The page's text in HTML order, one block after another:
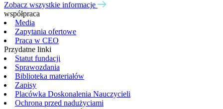
Zobacz wszystkie informacje
współpraca
Media
Zapytania ofertowe
Praca w CEO
Przydatne linki
Statut fundacji
Sprawozdania
Biblioteka materiałów
Zapisy
Placówka Doskonalenia Nauczycieli
Ochrona przed nadużyciami